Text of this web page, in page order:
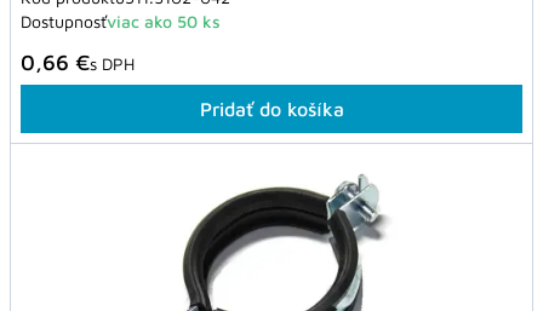
Dostupnosťviac ako 50 ks
0,66 €s DPH
Pridať do košíka